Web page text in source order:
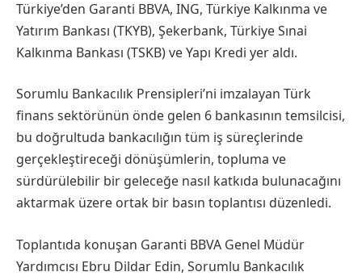
Türkiye’den Garanti BBVA, ING, Türkiye Kalkınma ve
Yatırım Bankası (TKYB), Şekerbank, Türkiye Sınai
Kalkınma Bankası (TSKB) ve Yapı Kredi yer aldı.
Sorumlu Bankacılık Prensipleri’ni imzalayan Türk
finans sektörünün önde gelen 6 bankasının temsilcisi,
bu doğrultuda bankacılığın tüm iş süreçlerinde
gerçekleştireceği dönüşümlerin, topluma ve
sürdürülebilir bir geleceğe nasıl katkıda bulunacağını
aktarmak üzere ortak bir basın toplantısı düzenledi.
Toplantıda konuşan Garanti BBVA Genel Müdür
Yardımcısı Ebru Dildar Edin, Sorumlu Bankacılık